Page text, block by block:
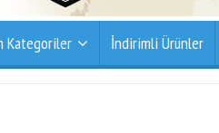
Kategoriler İndirimli Ürünler